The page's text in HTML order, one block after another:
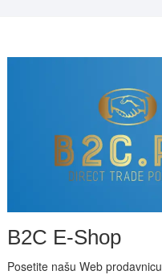
B2C E-Shop
Posetite našu Web prodavnicu